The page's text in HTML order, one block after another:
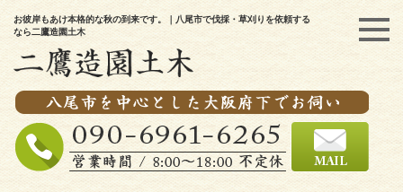
お彼岸もあけ本格的な秋の到来です。｜八尾市で伐採・草刈りを依頼する
なら二鷹造園土木